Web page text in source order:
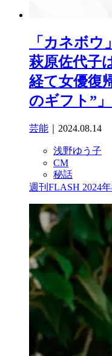
「カネボ
萩原佐代子
経て女優復
のギフト”
芸能 ｜2024.08.14
浅野ゆう子
CM
秘話
週刊FLASH 2024